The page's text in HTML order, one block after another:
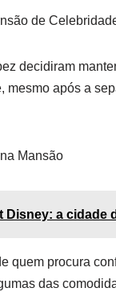
de
decidiram
mesmo após a
Mansão
Disney: a cidade
quem procura
das